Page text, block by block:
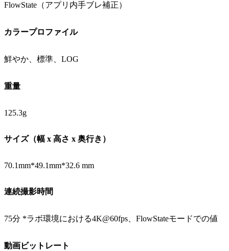
FlowState（アプリ内手ブレ補正）
カラープロファイル
鮮やか、標準、LOG
重量
125.3g
サイズ（幅 x 高さ x 奥行き）
70.1mm*49.1mm*32.6 mm
連続撮影時間
75分 *ラボ環境における4K@60fps、FlowStateモードでの値
動画ビットレート